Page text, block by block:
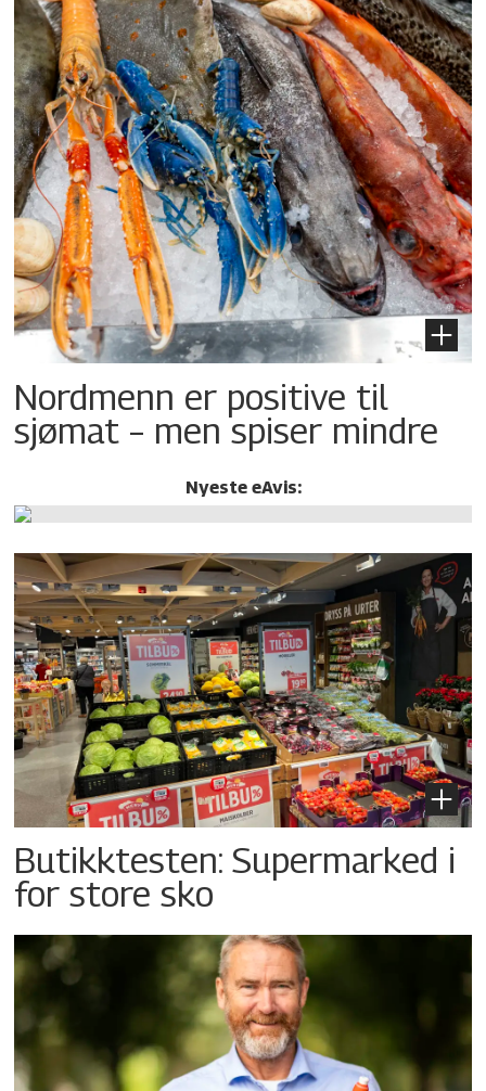
Nordmenn er positive til
sjømat – men spiser mindre
Nyeste eAvis:
Butikktesten: Supermarked i
for store sko